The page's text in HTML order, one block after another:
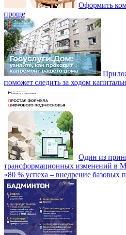
Оформить
проще
поможет следить за ходом
Один из
трансформационных изменений в
«80 % успеха – внедрение базовых